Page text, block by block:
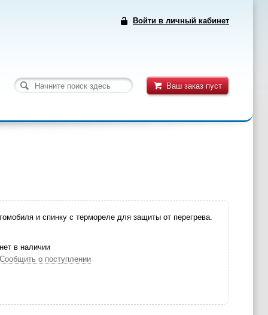
Войти в личный кабинет
Ваш заказ пуст
и спинку с термореле для защиты от перегрева.
нет в наличии
Сообщить о поступлении